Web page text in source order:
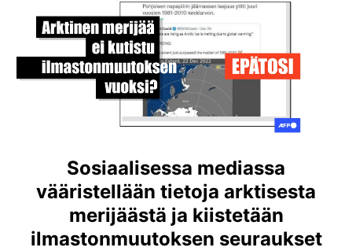
Sosiaalisessa mediassa
vääristellään tietoja arktisesta
merijäästä ja kiistetään
ilmastonmuutoksen seuraukset